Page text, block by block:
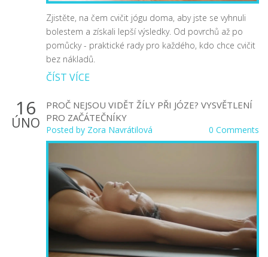
Zjistěte, na čem cvičit jógu doma, aby jste se vyhnuli
bolestem a získali lepší výsledky. Od povrchů až po
pomůcky - praktické rady pro každého, kdo chce cvičit
bez nákladů.
ČÍST VÍCE
16
ÚNO
PROČ NEJSOU VIDĚT ŽÍLY PŘI JÓZE? VYSVĚTLENÍ
PRO ZAČÁTEČNÍKY
Posted by Zora Navrátilová 0 Comments